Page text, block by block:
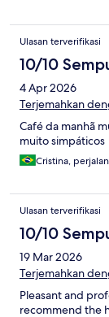
Ulasan terverifikasi
10/10
4 Apr 2026
Terjemahkan
Café da manhã
muito simpáticos
Cristina,
Ulasan terverifikasi
10/10
19 Mar 2026
Terjemahkan
Pleasant and
recommend the